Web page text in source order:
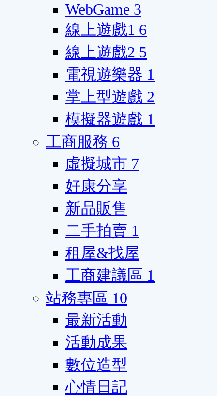
WebGame 3
線上遊戲1 6
線上遊戲2 5
電視遊樂器 1
掌上型遊戲 2
模擬器遊戲 1
工商服務 6
虛擬城市 7
好康分享
新品販售
二手拍賣 1
租屋&找屋
工商建議區 1
站務專區 10
最新活動
活動成果
數位造型
心情日記